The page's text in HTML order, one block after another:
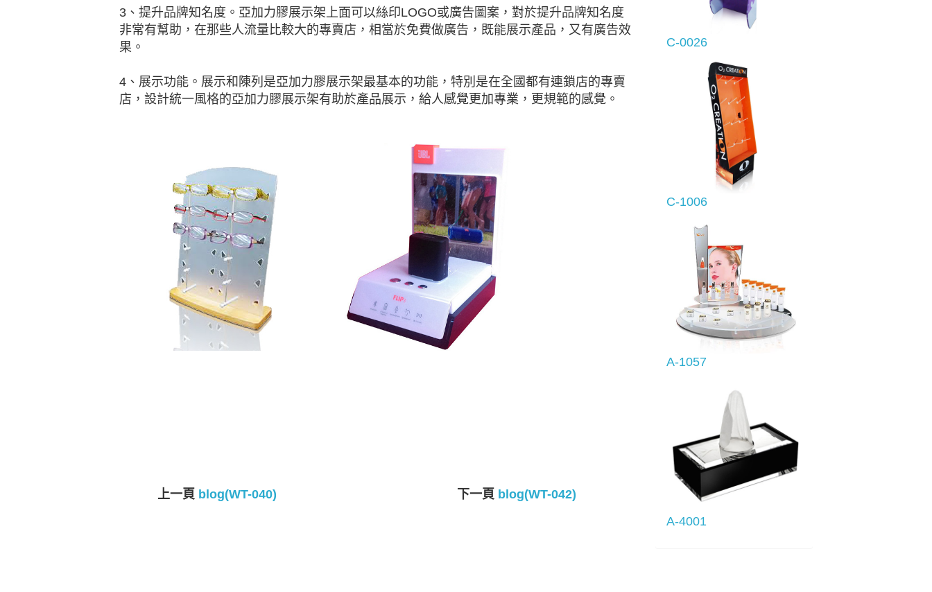
3、提升品牌知名度。亞加力膠展示架上面可以絲印LOGO或廣告圖案，對於提升品牌知名度
非常有幫助，在那些人流量比較大的專賣店，相當於免費做廣告，既能展示產品，又有廣告效
果。
4、展示功能。展示和陳列是亞加力膠展示架最基本的功能，特別是在全國都有連鎖店的專賣
店，設計統一風格的亞加力膠展示架有助於產品展示，給人感覺更加專業，更規範的感覺。
上一頁 blog(WT-040) 下一頁 blog(WT-042)
C-0026
C-1006
A-1057
A-4001